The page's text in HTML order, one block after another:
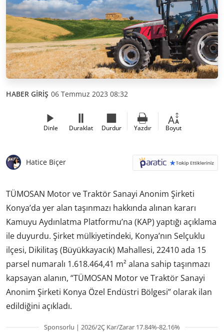
HABER GİRİŞ 06 Temmuz 2023 08:32
Dinle Duraklat Durdur Yazdır Boyut
Hatice Biçer
TÜMOSAN Motor ve Traktör Sanayi Anonim Şirketi
Konya’da yer alan taşınmazı hakkında alınan kararı
Kamuyu Aydınlatma Platformu’na (KAP) yaptığı açıklama
ile duyurdu. Şirket mülkiyetindeki, Konya’nın Selçuklu
ilçesi, Dikilitaş (Büyükkayacık) Mahallesi, 22410 ada 15
parsel numaralı 1.618.464,41 m² alana sahip taşınmazı
kapsayan alanın, “TÜMOSAN Motor ve Traktör Sanayi
Anonim Şirketi Konya Özel Endüstri Bölgesi” olarak ilan
edildiğini açıkladı.
Sponsorlu | 2026/2Ç Kar/Zarar 17.84%-82.16%